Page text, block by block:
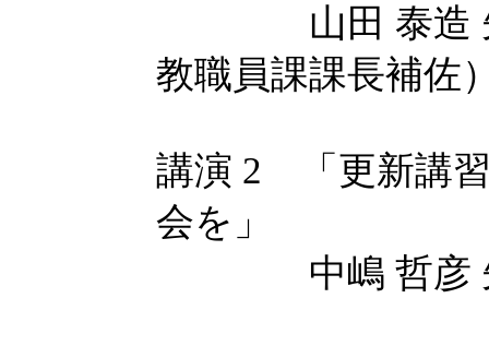
山田 泰造 先生
教職員課課長補佐
講演 2 「更新講
会を」
中嶋 哲彦 先